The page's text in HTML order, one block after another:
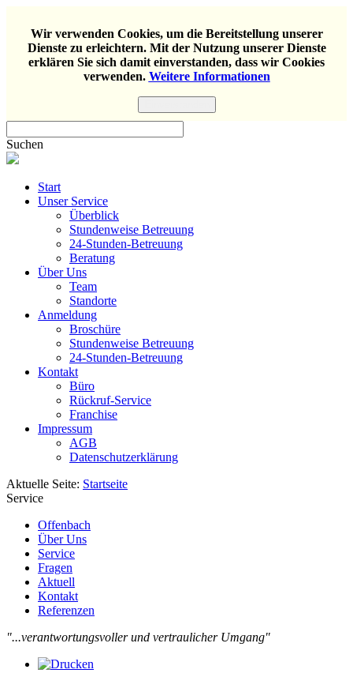
Wir verwenden Cookies, um die Bereitstellung unserer
Dienste zu erleichtern. Mit der Nutzung unserer Dienste
erklären Sie sich damit einverstanden, dass wir Cookies
verwenden. Weitere Informationen
Suchen
Start
Unser Service
Überblick
Stundenweise Betreuung
24-Stunden-Betreuung
Beratung
Über Uns
Team
Standorte
Anmeldung
Broschüre
Stundenweise Betreuung
24-Stunden-Betreuung
Kontakt
Büro
Rückruf-Service
Franchise
Impressum
AGB
Datenschutzerklärung
Aktuelle Seite: Startseite
Service
Offenbach
Über Uns
Service
Fragen
Aktuell
Kontakt
Referenzen
"...verantwortungsvoller und vertraulicher Umgang"